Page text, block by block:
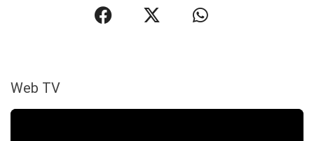
Web TV